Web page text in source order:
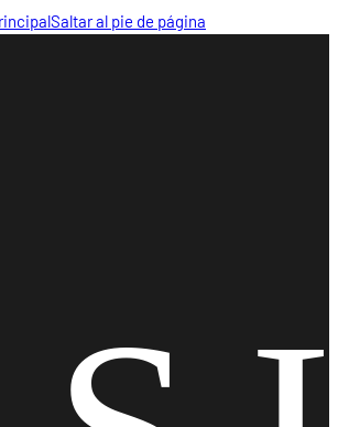
Saltar al pie de página